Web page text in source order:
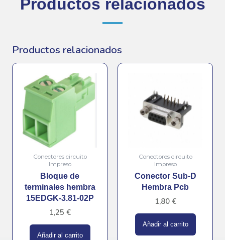
Productos relacionados
Productos relacionados
Conectores circuito
Impreso
Bloque de
terminales hembra
15EDGK-3.81-02P
1,25 €
Añadir al carrito
Conectores circuito
Impreso
Conector Sub-D
Hembra Pcb
1,80 €
Añadir al carrito